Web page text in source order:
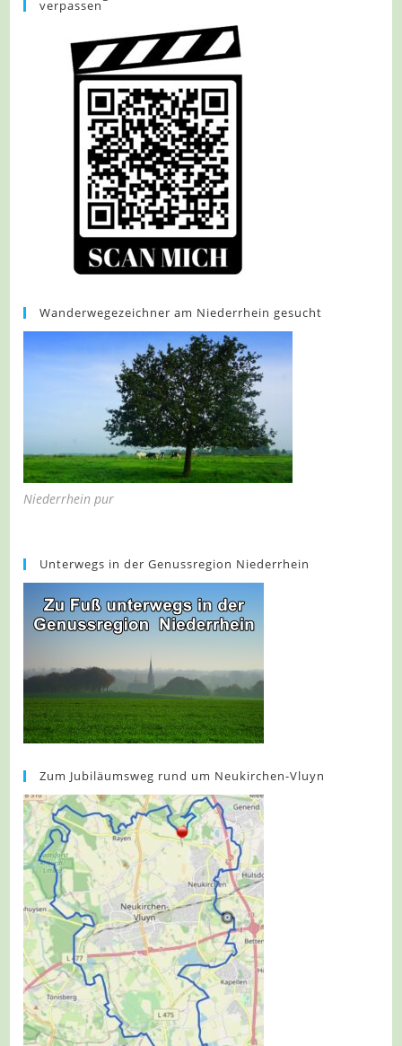
Blaue
verpassen
Wanderwegezeichner am Niederrhein gesucht
Niederrhein pur
Unterwegs in der Genussregion Niederrhein
Zum Jubiläumsweg rund um Neukirchen-Vluyn